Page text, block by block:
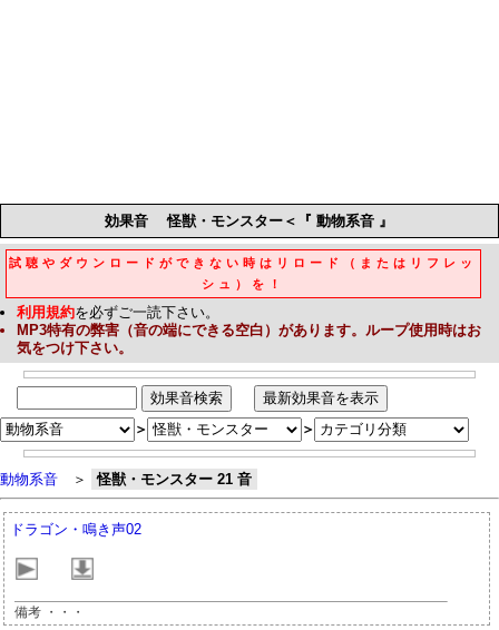
効果音 怪獣・モンスター＜『 動物系音 』
試聴やダウンロードができない時はリロード（またはリフレッ
シュ）を！
利用規約を必ずご一読下さい。
MP3特有の弊害（音の端にできる空白）があります。ループ使用時はお
気をつけ下さい。
＞ ＞
動物系音 ＞ 怪獣・モンスター 21 音
ドラゴン・鳴き声02
備考 ・・・